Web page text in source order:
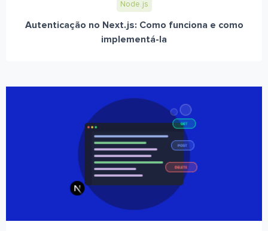
Node.js
Autenticação no Next.js: Como funciona e como
implementá-la